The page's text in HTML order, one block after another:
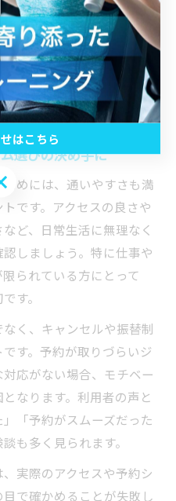
前にカウンセリングで自
、どのようなプランが提
また、プログラムの柔軟
能かもチェックポイントで
選びの決め手に
めには、通いやすさも満
です。アクセスの良さや
ど、日常生活に無理なく
しましょう。特に仕事や
られている方にとって
す。
く、キャンセルや振替制
す。予約が取りづらいジ
応がない場合、モチベー
なります。利用者の声と
「予約がスムーズだった
も多く見られます。
実際のアクセスや予約シ
で確かめることが失敗し
はこちら
はこちら